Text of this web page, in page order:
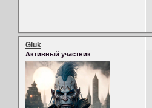
Gluk
Активный участник